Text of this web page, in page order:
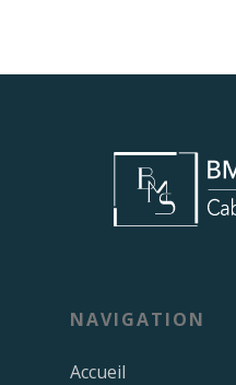
NAVIGATION
Accueil